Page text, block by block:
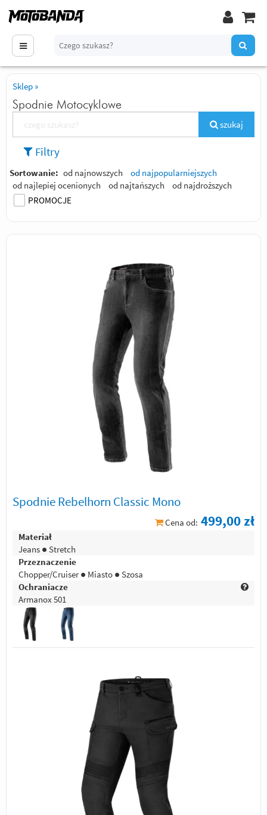
Sklep »
Spodnie Motocyklowe
szukaj
Filtry
Sortowanie: od najnowszych
od najpopularniejszych
od najlepiej ocenionych
od najtańszych
od najdroższych
PROMOCJE
Spodnie Rebelhorn Classic Mono
Cena od: 499,00 zł
Materiał
Jeans ● Stretch
Przeznaczenie
Chopper/Cruiser ● Miasto ● Szosa
Ochraniacze
Armanox 501